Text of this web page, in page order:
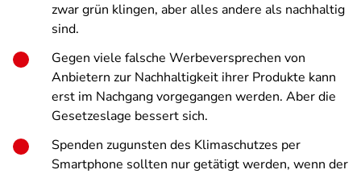
zwargrün klingen, aber alles andere als nachhaltig
sind.
Gegen viele falsche Werbeversprechen von
Anbietern zur Nachhaltigkeit ihrer Produkte kann
erst im Nachgang vorgegangen werden. Aber die
Gesetzeslage bessert sich.
Spenden zugunsten des Klimaschutzes per
Smartphone sollten nur getätigt werden, wenn der